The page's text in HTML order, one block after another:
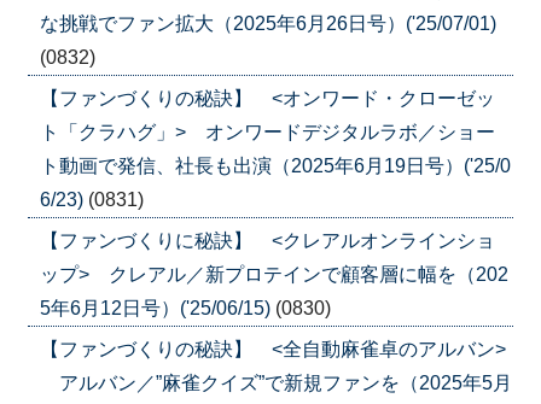
な挑戦でファン拡大（2025年6月26日号）('25/07/01)
(0832)
【ファンづくりの秘訣】 <オンワード・クローゼッ
ト「クラハグ」> オンワードデジタルラボ／ショー
ト動画で発信、社長も出演（2025年6月19日号）('25/0
6/23) (0831)
【ファンづくりに秘訣】 <クレアルオンラインショ
ップ> クレアル／新プロテインで顧客層に幅を（202
5年6月12日号）('25/06/15) (0830)
【ファンづくりの秘訣】 <全自動麻雀卓のアルバン>
アルバン／”麻雀クイズ”で新規ファンを（2025年5月